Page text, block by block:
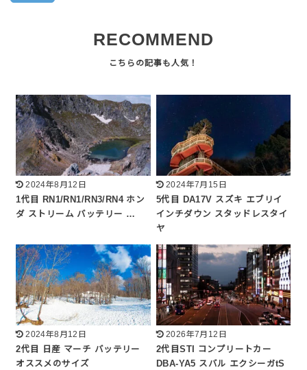
RECOMMEND
2024年8月12日
1代目 RN1/RN1/RN3/RN4 ホン
ダ ストリーム バッテリー …
2024年7月15日
5代目 DA17V スズキ エブリイ
インチダウン スタッドレスタイ
ヤ
2024年8月12日
2代目 日産 マーチ バッテリー
オススメのサイズ
2026年7月12日
2代目STI コンプリートカー
DBA-YA5 スバル エクシーガtS